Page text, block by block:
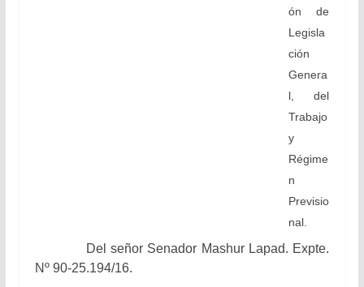
ón de
Legisla
ción
Genera
l, del
Trabajo
y
Régime
n
Previsio
nal.
Del señor Senador Mashur Lapad. Expte.
Nº 90-25.194/16.